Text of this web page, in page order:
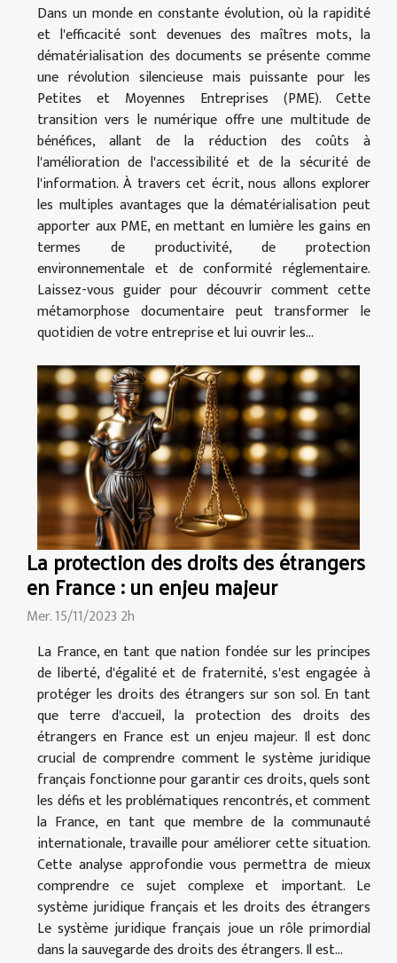
Dans un monde en constante évolution, où la rapidité
et l'efficacité sont devenues des maîtres mots, la
dématérialisation des documents se présente comme
une révolution silencieuse mais puissante pour les
Petites et Moyennes Entreprises (PME). Cette
transition vers le numérique offre une multitude de
bénéfices, allant de la réduction des coûts à
l'amélioration de l'accessibilité et de la sécurité de
l'information. À travers cet écrit, nous allons explorer
les multiples avantages que la dématérialisation peut
apporter aux PME, en mettant en lumière les gains en
termes de productivité, de protection
environnementale et de conformité réglementaire.
Laissez-vous guider pour découvrir comment cette
métamorphose documentaire peut transformer le
quotidien de votre entreprise et lui ouvrir les...
La protection des droits des étrangers
en France : un enjeu majeur
Mer. 15/11/2023 2h
La France, en tant que nation fondée sur les principes
de liberté, d'égalité et de fraternité, s'est engagée à
protéger les droits des étrangers sur son sol. En tant
que terre d'accueil, la protection des droits des
étrangers en France est un enjeu majeur. Il est donc
crucial de comprendre comment le système juridique
français fonctionne pour garantir ces droits, quels sont
les défis et les problématiques rencontrés, et comment
la France, en tant que membre de la communauté
internationale, travaille pour améliorer cette situation.
Cette analyse approfondie vous permettra de mieux
comprendre ce sujet complexe et important. Le
système juridique français et les droits des étrangers
Le système juridique français joue un rôle primordial
dans la sauvegarde des droits des étrangers. Il est...